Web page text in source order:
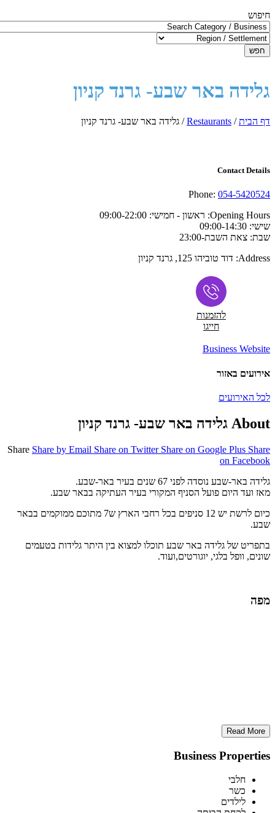
חיפוש
חפש
גלידה באר שבע- גרנד קניון
דף הבית/
Restaurants
/ גלידה באר שבע- גרנד קניון
Contact Details
Phone: 054-5420524
Opening Hours: ראשון - חמישי: 09:00-22:00
שישי: 09:00-14:30
שבת: צאת השבת-23:00
Address: דוד טוביהו 125, גרנד קניון
להזמנות
חייגו
Business Website
אירועים באזור
לכל האירועים
About גלידה באר שבע- גרנד קניון
Share Share by Email Share on Twitter Share on Google Plus Share
on Facebook
גלידה באר-שבע נוסדה לפני 67 שנים בעיר באר-שבע.
מאז ועד היום פועל הסניף המקורי בעיר העתיקה בבאר שבע.
כיום לרשת יש 12 סניפים בכל רחבי הארץ ש7 מתוכם ממוקמים בבאר
שבע.
בתפריט של גלידה באר שבע תוכלו למצוא בין היתר גלידות בטעמים
שונים, וופל בלגי, יוגורטים,ועוד.
מפה
Read More
Business Properties
חלבי
כשר
לילדים